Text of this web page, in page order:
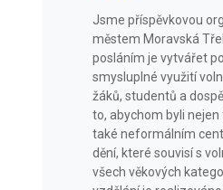
Jsme příspěvkovou
městem Moravská
posláním je vytvářet
smysluplné využití
žáků, studentů a
to, abychom byli
také neformálním
dění, které souvisí s
všech věkových